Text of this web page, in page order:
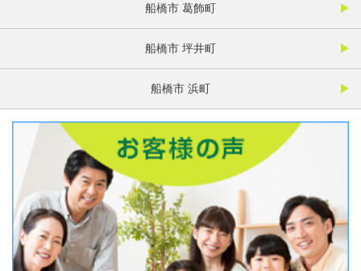
船橋市 葛飾町
船橋市 坪井町
船橋市 浜町